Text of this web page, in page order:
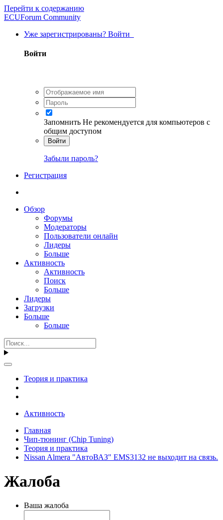
Перейти к содержанию
ECUForum Community
Уже зарегистрированы? Войти
Войти
Запомнить Не рекомендуется для компьютеров с
общим доступом
Войти
Забыли пароль?
Регистрация
Обзор
Форумы
Модераторы
Пользователи онлайн
Лидеры
Больше
Активность
Активность
Поиск
Больше
Лидеры
Загрузки
Больше
Больше
Теория и практика
Активность
Главная
Чип-тюнинг (Chip Tuning)
Теория и практика
Nissan Almera "АвтоВАЗ" EMS3132 не выходит на связь.
Жалоба
Ваша жалоба